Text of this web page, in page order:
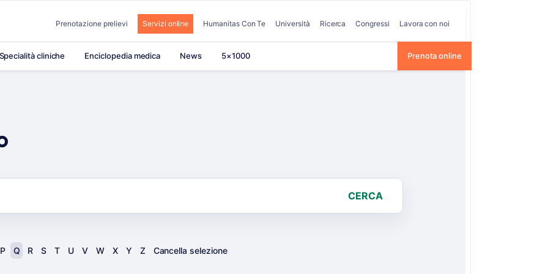
Prenotazione prelievi Servizi online Humanitas Con Te Università Ricerca Congressi Lavora con noi
Specialità cliniche Enciclopedia medica News 5×1000 Prenota online
CERCA
P Q R S T U V W X Y Z Cancella selezione